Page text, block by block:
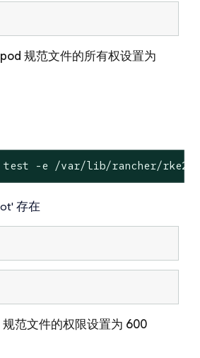
规范文件的所有权设置为
-e /var/lib/rancher/rke2/
存在
范文件的权限设置为 600